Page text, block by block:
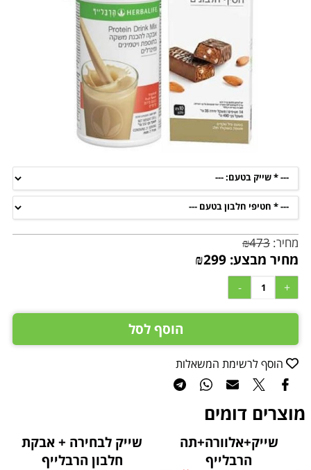
מחיר: ₪473
מחיר מבצע: ₪299
הוסף לסל
הוסף לרשימת המשאלות
מוצרים דומים
שייק+אלוורה+תה
הרבלייף
שייק לבחירה + אבקת
חלבון הרבלייף